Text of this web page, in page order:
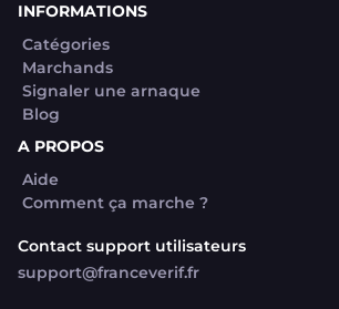
INFORMATIONS
Catégories
Marchands
Signaler une arnaque
Blog
A PROPOS
Aide
Comment ça marche ?
Contact support utilisateurs
support@franceverif.fr